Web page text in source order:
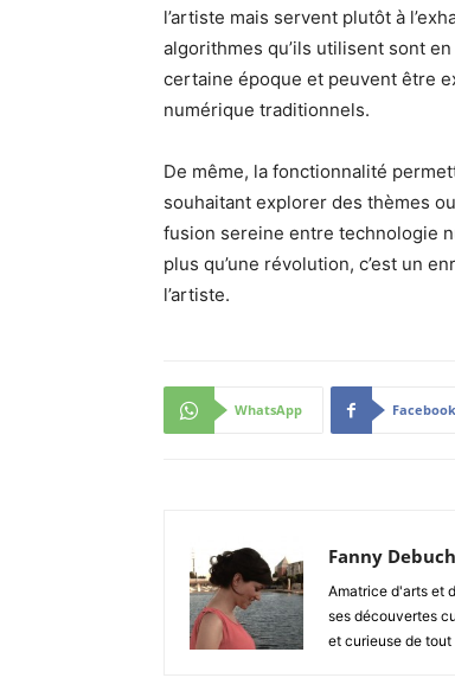
l’artiste mais servent plutôt à
algorithmes qu’ils utilisent sont
certaine époque et peuvent être
numérique traditionnels.
De même, la fonctionnalité
souhaitant explorer des thèmes
fusion sereine entre technologie
plus qu’une révolution, c’est un
l’artiste.
WhatsApp Facebook
Fanny
Amatrice d'arts et
ses découvertes
et curieuse de tout